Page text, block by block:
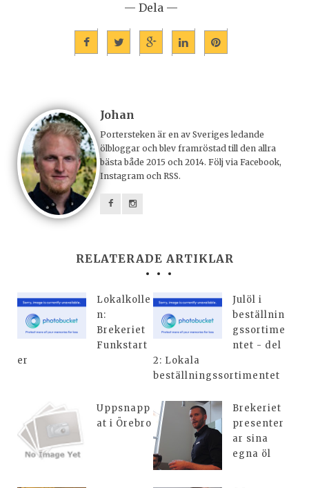
— Dela —
Johan
Portersteken är en av Sveriges ledande
ölbloggar och blev framröstad till den allra
bästa både 2015 och 2014. Följ via Facebook,
Instagram och RSS.
RELATERADE ARTIKLAR
Lokalkolle
n:
Brekeriet
Funkstart
er
Julöl i
beställnin
gssortime
ntet - del
2: Lokala
beställningssortimentet
Uppsnapp
at i Örebro
Brekeriet
presenter
ar sina
egna öl